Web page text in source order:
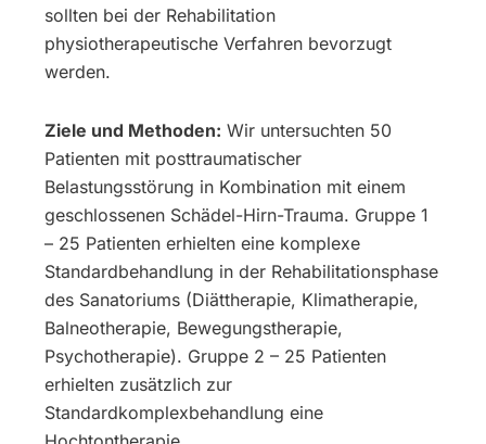
sollten bei der Rehabilitation
physiotherapeutische Verfahren bevorzugt
werden.
Ziele und Methoden: Wir untersuchten 50
Patienten mit posttraumatischer
Belastungsstörung in Kombination mit einem
geschlossenen Schädel-Hirn-Trauma. Gruppe 1
– 25 Patienten erhielten eine komplexe
Standardbehandlung in der Rehabilitationsphase
des Sanatoriums (Diättherapie, Klimatherapie,
Balneotherapie, Bewegungstherapie,
Psychotherapie). Gruppe 2 – 25 Patienten
erhielten zusätzlich zur
Standardkomplexbehandlung eine